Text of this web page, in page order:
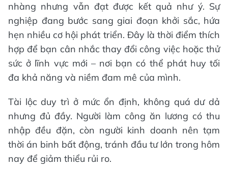
nhàng nhưng vẫn đạt được kết quả như ý. Sự
nghiệp đang bước sang giai đoạn khởi sắc, hứa
hẹn nhiều cơ hội phát triển. Đây là thời điểm thích
hợp để bạn cân nhắc thay đổi công việc hoặc thử
sức ở lĩnh vực mới – nơi bạn có thể phát huy tối
đa khả năng và niềm đam mê của mình.
Tài lộc duy trì ở mức ổn định, không quá dư dả
nhưng đủ đầy. Người làm công ăn lương có thu
nhập đều đặn, còn người kinh doanh nên tạm
thời án binh bất động, tránh đầu tư lớn trong hôm
nay để giảm thiểu rủi ro.